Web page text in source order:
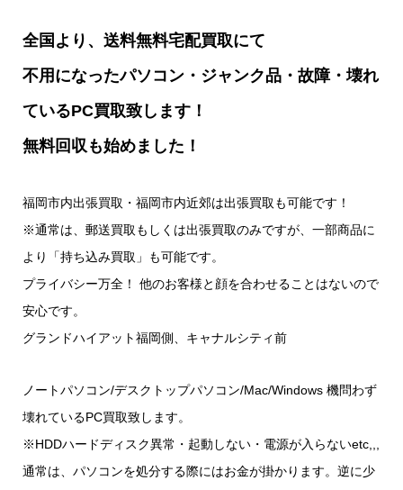
全国より、送料無料宅配買取にて
不用になったパソコン・ジャンク品・故障・壊れ
ているPC買取致します！
無料回収も始めました！
福岡市内出張買取・福岡市内近郊は出張買取も可能です！
※通常は、郵送買取もしくは出張買取のみですが、一部商品に
より「持ち込み買取」も可能です。
プライバシー万全！ 他のお客様と顔を合わせることはないので
安心です。
グランドハイアット福岡側、キャナルシティ前
ノートパソコン/デスクトップパソコン/Mac/Windows 機問わず
壊れているPC買取致します。
※HDDハードディスク異常・起動しない・電源が入らないetc,,,
通常は、パソコンを処分する際にはお金が掛かります。逆に少